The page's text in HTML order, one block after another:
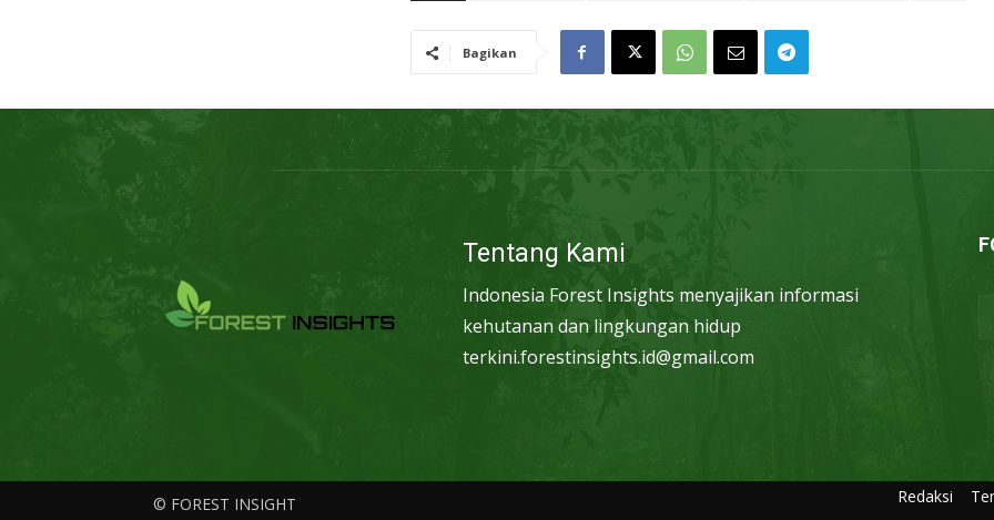
Bagikan
Tentang Kami
Indonesia Forest Insights menyajikan informasi
kehutanan dan lingkungan hidup
terkini.forestinsights.id@gmail.com
© FOREST INSIGHT Redaksi